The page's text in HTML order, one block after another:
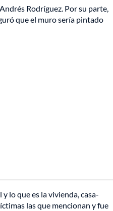
Rodríguez. Por su parte,
que el muro sería pintado
lo que es la vivienda, casa-
las que mencionan y fue